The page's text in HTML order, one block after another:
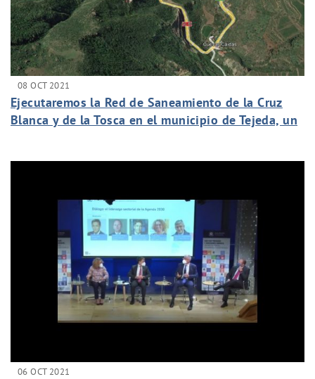
08 OCT 2021
Ejecutaremos la Red de Saneamiento de la Cruz
Blanca y de la Tosca en el municipio de Tejeda, un
06 OCT 2021